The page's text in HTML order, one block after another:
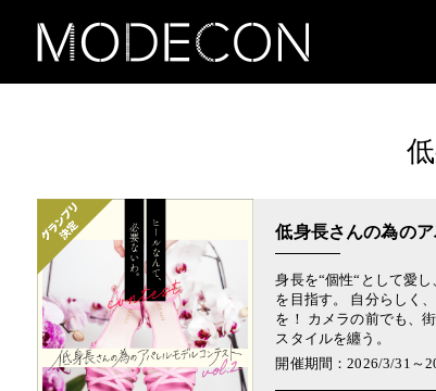
低身長さんの為の
身長を“個性“として愛
を目指す。 自分らしく
を！ カメラの前でも、
スタイルを纏う。
開催期間：2026/3/31～